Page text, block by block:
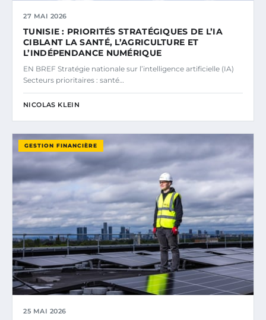
27 MAI 2026
TUNISIE : PRIORITÉS STRATÉGIQUES DE L’IA
CIBLANT LA SANTÉ, L’AGRICULTURE ET
L’INDÉPENDANCE NUMÉRIQUE
EN BREF Stratégie nationale sur l’intelligence artificielle (IA)
Secteurs prioritaires : santé…
NICOLAS KLEIN
GESTION FINANCIÈRE
25 MAI 2026